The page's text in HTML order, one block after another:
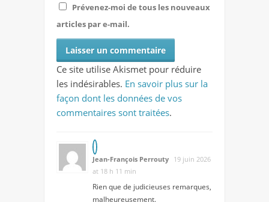
Prévenez-moi de tous les nouveaux
articles par e-mail.
Ce site utilise Akismet pour réduire
les indésirables. En savoir plus sur la
façon dont les données de vos
commentaires sont traitées.
Jean-François Perrouty 19 juin 2026
at 18 h 11 min
Rien que de judicieuses remarques,
malheureusement.